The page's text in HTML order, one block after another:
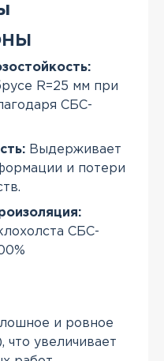
R=25 мм при
СБС-
Выдерживает
и потери
СБС-
и ровное
увеличивает